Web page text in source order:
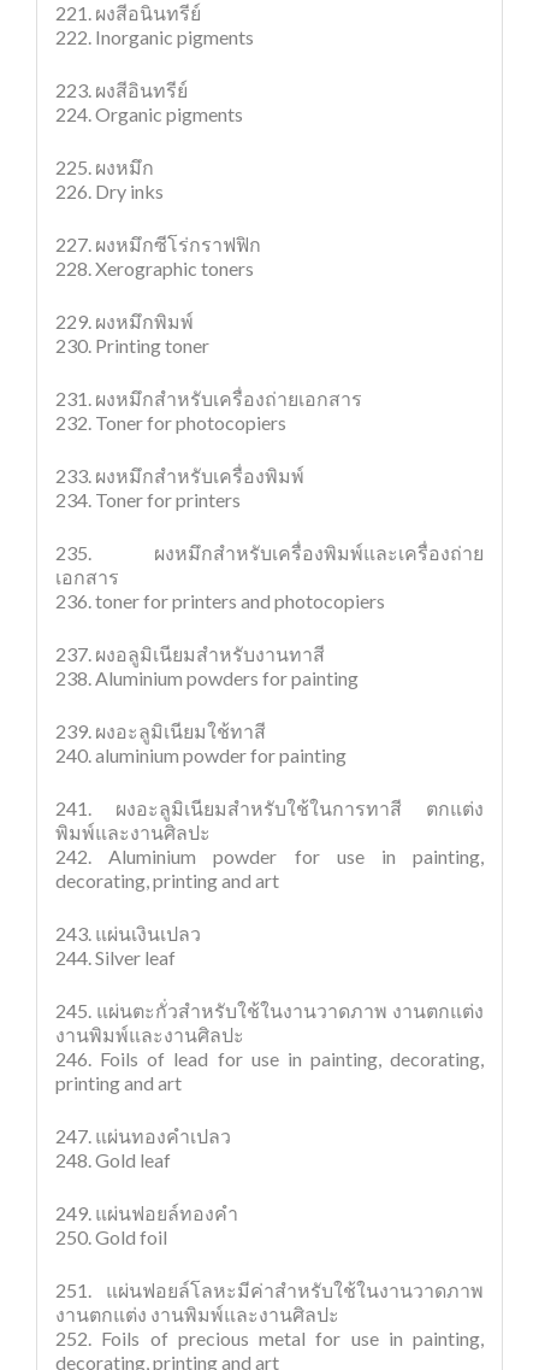
221. ผงสีอนินทรีย์
222. Inorganic pigments
223. ผงสีอินทรีย์
224. Organic pigments
225. ผงหมึก
226. Dry inks
227. ผงหมึกซีโร่กราฟฟิก
228. Xerographic toners
229. ผงหมึกพิมพ์
230. Printing toner
231. ผงหมึกสำหรับเครื่องถ่ายเอกสาร
232. Toner for photocopiers
233. ผงหมึกสำหรับเครื่องพิมพ์
234. Toner for printers
235. ผงหมึกสำหรับเครื่องพิมพ์และเครื่องถ่าย
เอกสาร
236. toner for printers and photocopiers
237. ผงอลูมิเนียมสำหรับงานทาสี
238. Aluminium powders for painting
239. ผงอะลูมิเนียมใช้ทาสี
240. aluminium powder for painting
241. ผงอะลูมิเนียมสำหรับใช้ในการทาสี ตกแต่ง
พิมพ์และงานศิลปะ
242. Aluminium powder for use in painting,
decorating, printing and art
243. แผ่นเงินเปลว
244. Silver leaf
245. แผ่นตะกั่วสำหรับใช้ในงานวาดภาพ งานตกแต่ง
งานพิมพ์และงานศิลปะ
246. Foils of lead for use in painting, decorating,
printing and art
247. แผ่นทองคำเปลว
248. Gold leaf
249. แผ่นฟอยล์ทองคำ
250. Gold foil
251. แผ่นฟอยล์โลหะมีค่าสำหรับใช้ในงานวาดภาพ
งานตกแต่ง งานพิมพ์และงานศิลปะ
252. Foils of precious metal for use in painting,
decorating, printing and art